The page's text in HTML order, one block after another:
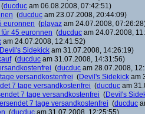
(ducduc am 06.08.2008, 07:42:51)
(ducduc am 23.07.2008, 20:44:09)
euronnen (playaz am 24.07.2008,
45 euronnen (ducduc am 24.07.2008,
am 24.07.2008, 12:41:52)
Devil's Sidekick am 31.07.2008, 14:26:19)
(ducduc am 31.07.2008, 14:31:56)
(ducduc am 28.07.2008,
versandkostenfrei (Devil's Sidekick am
7 tage versandkostenfrei (ducduc am
7 tage versandkostenfrei (Devil's
7 tage versandkostenfrei (ducduc
(ducduc am 31.07.2008, 12:25:55)